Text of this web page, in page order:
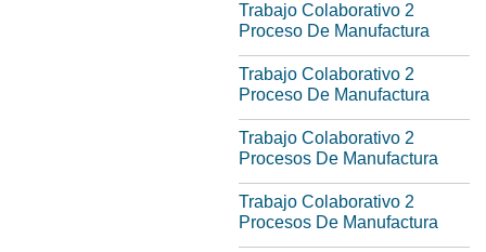
Trabajo Colaborativo 2
Proceso De Manufactura
Trabajo Colaborativo 2
Proceso De Manufactura
Trabajo Colaborativo 2
Procesos De Manufactura
Trabajo Colaborativo 2
Procesos De Manufactura